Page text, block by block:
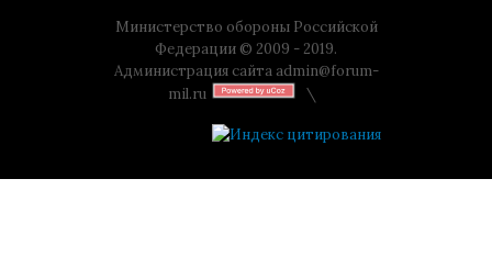
Министерство обороны Российской
Федерации © 2009 - 2019.
Администрация сайта admin@forum-
mil.ru